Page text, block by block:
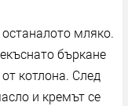
мляко.
бъркане
котлона. След
и кремът се